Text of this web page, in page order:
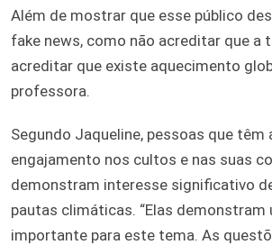
Além de mostrar que esse público
fake news, como não acreditar que a
acreditar que existe aquecimento
professora.
Segundo Jaqueline, pessoas que têm
engajamento nos cultos e nas suas
demonstram interesse significativo
pautas climáticas. “Elas demonstram
importante para este tema. As